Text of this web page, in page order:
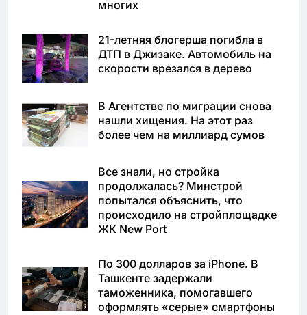
многих
21-летняя блогерша погибла в
ДТП в Джизаке. Автомобиль на
скорости врезался в дерево
В Агентстве по миграции снова
нашли хищения. На этот раз
более чем на миллиард сумов
Все знали, но стройка
продолжалась? Минстрой
попытался объяснить, что
происходило на стройплощадке
ЖК New Port
По 300 долларов за iPhone. В
Ташкенте задержали
таможенника, помогавшего
оформлять «серые» смартфоны